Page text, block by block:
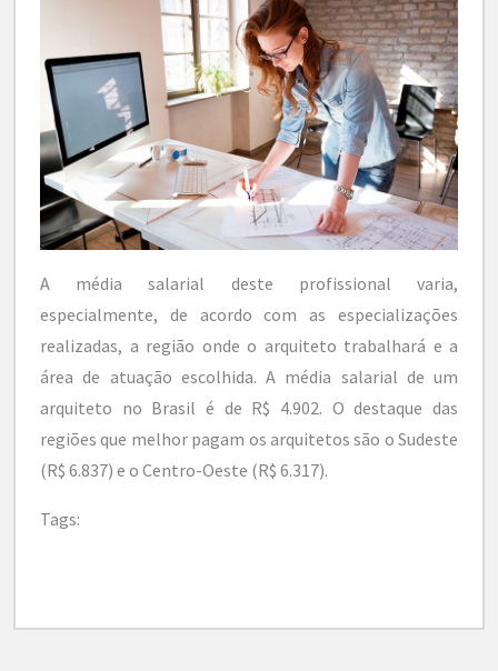
A média salarial deste profissional varia,
especialmente, de acordo com as especializações
realizadas, a região onde o arquiteto trabalhará e a
área de atuação escolhida. A média salarial de um
arquiteto no Brasil é de R$ 4.902. O destaque das
regiões que melhor pagam os arquitetos são o Sudeste
(R$ 6.837) e o Centro-Oeste (R$ 6.317).
Tags: